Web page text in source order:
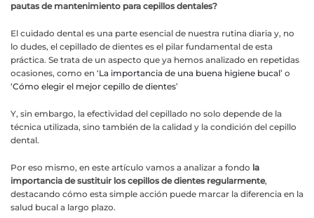
pautas de mantenimiento para cepillos dentales?
El cuidado dental es una parte esencial de nuestra rutina diaria y, no
lo dudes, el cepillado de dientes es el pilar fundamental de esta
práctica. Se trata de un aspecto que ya hemos analizado en repetidas
ocasiones, como en ‘La importancia de una buena higiene bucal’ o
‘Cómo elegir el mejor cepillo de dientes’
Y, sin embargo, la efectividad del cepillado no solo depende de la
técnica utilizada, sino también de la calidad y la condición del cepillo
dental.
Por eso mismo, en este artículo vamos a analizar a fondo la
importancia de sustituir los cepillos de dientes regularmente,
destacando cómo esta simple acción puede marcar la diferencia en la
salud bucal a largo plazo.